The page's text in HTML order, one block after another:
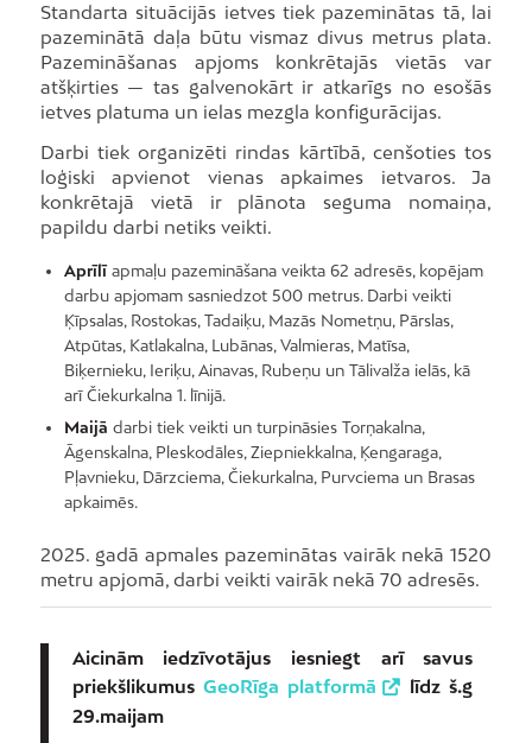
Standarta situācijās ietves tiek pazeminātas tā, lai
pazeminātā daļa būtu vismaz divus metrus plata.
Pazemināšanas apjoms konkrētajās vietās var
atšķirties — tas galvenokārt ir atkarīgs no esošās
ietves platuma un ielas mezgla konfigurācijas.
Darbi tiek organizēti rindas kārtībā, cenšoties tos
loģiski apvienot vienas apkaimes ietvaros. Ja
konkrētajā vietā ir plānota seguma nomaiņa,
papildu darbi netiks veikti.
Aprīlīapmaļu pazemināšana veikta 62 adresēs, kopējam
darbu apjomam sasniedzot 500 metrus. Darbi veikti
Ķīpsalas, Rostokas, Tadaiķu, Mazās Nometņu, Pārslas,
Atpūtas, Katlakalna, Lubānas, Valmieras, Matīsa,
Biķernieku, Ieriķu, Ainavas, Rubeņu un Tālivalža ielās, kā
arī Čiekurkalna 1. līnijā.
Maijā darbi tiek veikti un turpināsies Torņakalna,
Āgenskalna, Pleskodāles, Ziepniekkalna, Ķengaraga,
Pļavnieku, Dārzciema, Čiekurkalna, Purvciema un Brasas
apkaimēs.
2025. gadā apmales pazeminātas vairāk nekā 1520
metru apjomā, darbi veikti vairāk nekā 70 adresēs.
Aicinām iedzīvotājus iesniegt arī savus
priekšlikumusGeoRīga platformā
līdz š.g
29.maijam